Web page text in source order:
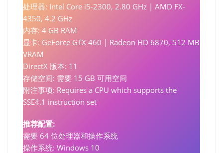
处理器: Intel Core i5-2300, 2.80 GHz | AMD FX-
4350, 4.2 GHz
内存: 4 GB RAM
显卡: GeForce GTX 460 | Radeon HD 6870, 512 MB
VRAM
DirectX 版本: 11
存储空间: 需要 15 GB 可用空间
附注事项: Requires a CPU which supports the
SSE4.1 instruction set
推荐配置:
需要 64 位处理器和操作系统
操作系统: Windows 10